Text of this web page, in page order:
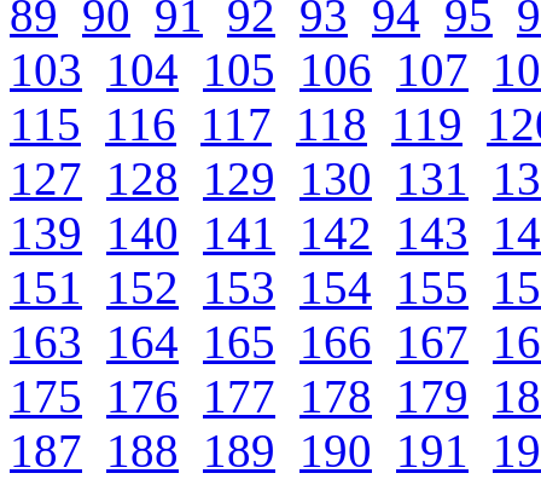
89 90 91 92 93 94 95
103 104 105 106 107
115 116 117 118 119
127 128 129 130 131
139 140 141 142 143
151
152 153 154 155
163 164 165 166 167
175 176 177 178 179
187 188 189 190 191